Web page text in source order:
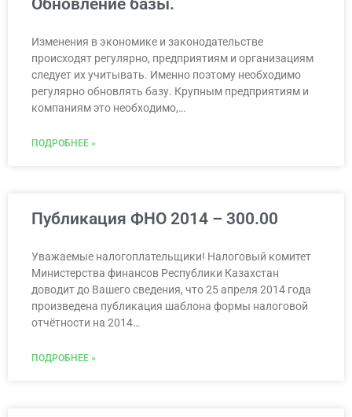
Обновление базы.
Изменения в экономике и законодательстве
происходят регулярно, предприятиям и организациям
следует их учитывать. Именно поэтому необходимо
регулярно обновлять базу. Крупным предприятиям и
компаниям это необходимо,…
ПОДРОБНЕЕ »
Публикация ФНО 2014 – 300.00
Уважаемые налогоплательщики! Налоговый комитет
Министерства финансов Республики Казахстан
доводит до Вашего сведения, что 25 апреля 2014 года
произведена публикация шаблона формы налоговой
отчётности на 2014…
ПОДРОБНЕЕ »